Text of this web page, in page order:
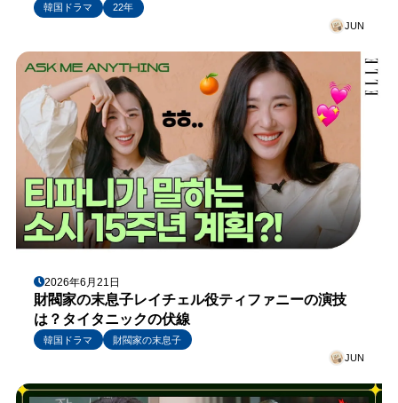
韓国ドラマ
22年
JUN
2026年6月21日
財閥家の末息子レイチェル役ティファニーの演技
は？タイタニックの伏線
韓国ドラマ
財閥家の末息子
JUN